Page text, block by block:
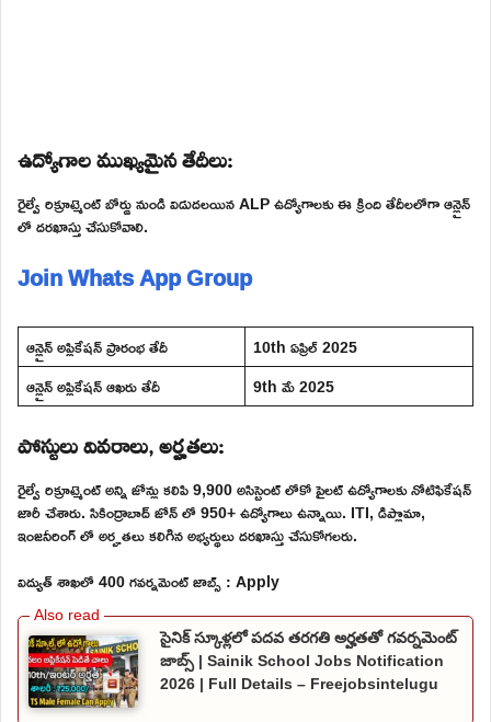
ఉద్యోగాల ముఖ్యమైన తేదీలు:
రైల్వే రిక్రూట్మెంట్ బోర్డు నుండి విడుదలయిన ALP ఉద్యోగాలకు ఈ క్రింది తేదీలలోగా ఆన్లైన్
లో దరఖాస్తు చేసుకోవాలి.
Join Whats App Group
ఆన్లైన్ అప్లికేషన్ ప్రారంభ తేదీ
10th ఏప్రిల్ 2025
ఆన్లైన్ అప్లికేషన్ ఆఖరు తేదీ
9th మే 2025
పోస్టులు వివరాలు, అర్హతలు:
రైల్వే రిక్రూట్మెంట్ అన్ని జోన్లు కలిపి 9,900 అసిస్టెంట్ లోకో పైలట్ ఉద్యోగాలకు నోటిఫికేషన్
జారీ చేశారు. సికింద్రాబాద్ జోన్ లో 950+ ఉద్యోగాలు ఉన్నాయి. ITI, డిప్లొమా,
ఇంజనీరింగ్ లో అర్హతలు కలిగిన అభ్యర్థులు దరఖాస్తు చేసుకోగలరు.
విద్యుత్ శాఖలో 400 గవర్నమెంట్ జాబ్స్ : Apply
సైనిక్ స్కూళ్లలో పదవ తరగతి అర్హతతో గవర్నమెంట్
జాబ్స్ | Sainik School Jobs Notification
2026 | Full Details – Freejobsintelugu